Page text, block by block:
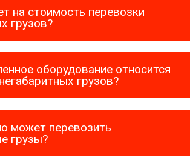
на стоимость перевозки
грузов?
оборудование относится
грузов?
может перевозить
грузы?